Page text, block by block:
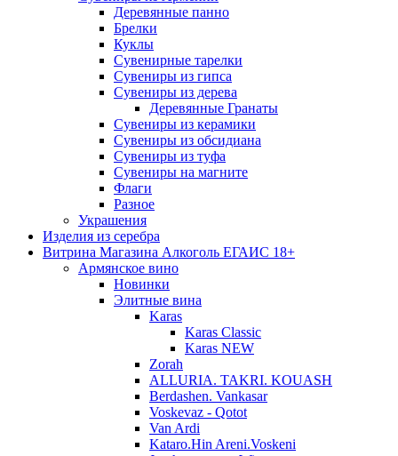
Деревянные панно
Брелки
Куклы
Сувенирные тарелки
Сувениры из гипса
Сувениры из дерева
Деревянные Гранаты
Сувениры из керамики
Сувениры из обсидиана
Сувениры из туфа
Сувениры на магните
Флаги
Разное
Украшения
Изделия из серебра
Витрина Магазина Алкоголь ЕГАИС 18+
Армянское вино
Новинки
Элитные вина
Karas
Karas Classic
Karas NEW
Zorah
ALLURIA. TAKRI. KOUASH
Berdashen. Vankasar
Voskevaz - Qotot
Van Ardi
Kataro.Hin Areni.Voskeni